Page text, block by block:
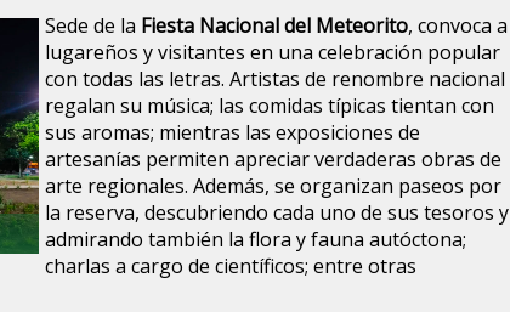
Sede de la Fiesta Nacional del Meteorito, convoca a
lugareños y visitantes en una celebración popular
con todas las letras. Artistas de renombre nacional
regalan su música; las comidas típicas tientan con
sus aromas; mientras las exposiciones de
artesanías permiten apreciar verdaderas obras de
arte regionales. Además, se organizan paseos por
la reserva, descubriendo cada uno de sus tesoros y
admirando también la flora y fauna autóctona;
charlas a cargo de científicos; entre otras